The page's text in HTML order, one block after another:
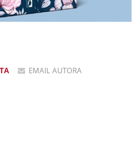
EMAIL AUTORA